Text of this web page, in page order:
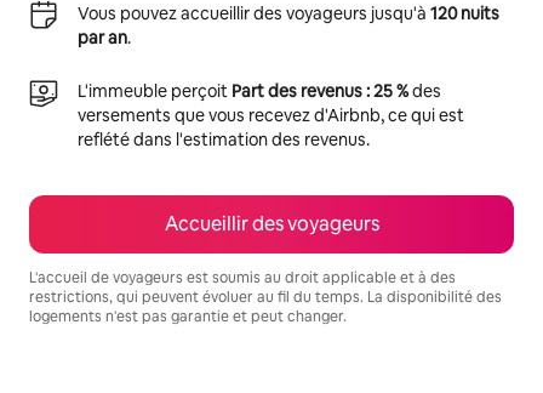
Vous pouvez accueillir des voyageurs jusqu'à 120 nuits
par an.
L'immeuble perçoit Part des revenus : 25 %des
versements que vous recevez d'Airbnb, ce qui est
reflété dans l'estimation des revenus.
Accueillir des voyageurs
L'accueil de voyageurs est soumis au droit applicable et à des
restrictions, qui peuvent évoluer au fil du temps. La disponibilité des
logements n'est pas garantie et peut changer.